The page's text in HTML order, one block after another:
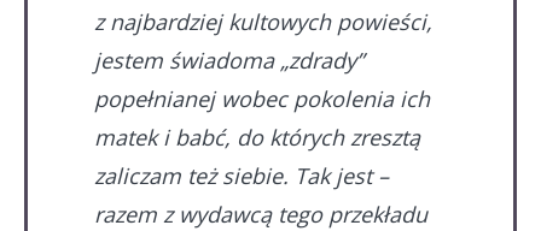
z najbardziej kultowych powieści,
jestem świadoma „zdrady”
popełnianej wobec pokolenia ich
matek i babć, do których zresztą
zaliczam też siebie. Tak jest –
razem z wydawcą tego przekładu